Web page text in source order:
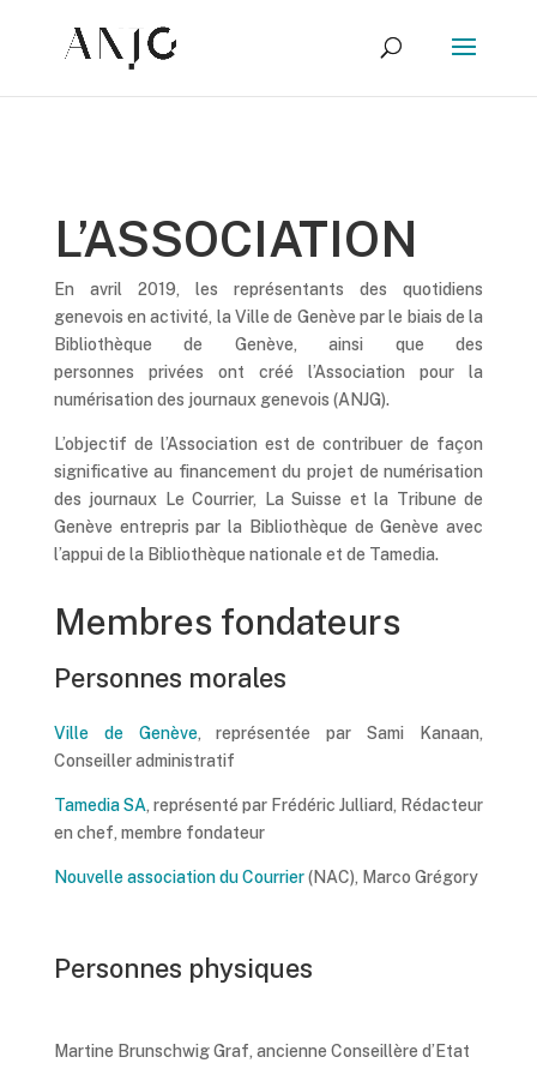
L’ASSOCIATION
En avril 2019, les représentants des quotidiens
genevois en activité, la Ville de Genève par le biais de la
Bibliothèque de Genève, ainsi que des
personnes privées ont créé l’Association pour la
numérisation des journaux genevois (ANJG).
L’objectif de l’Association est de contribuer de façon
significative au financement du projet de numérisation
des journaux Le Courrier, La Suisse et la Tribune de
Genève entrepris par la Bibliothèque de Genève avec
l’appui de la Bibliothèque nationale et de Tamedia.
Membres fondateurs
Personnes morales
Ville de Genève, représentée par Sami Kanaan,
Conseiller administratif
Tamedia SA, représenté par Frédéric Julliard, Rédacteur
en chef, membre fondateur
Nouvelle association du Courrier(NAC), Marco Grégory
Personnes physiques
Martine Brunschwig Graf, ancienne Conseillère d’Etat